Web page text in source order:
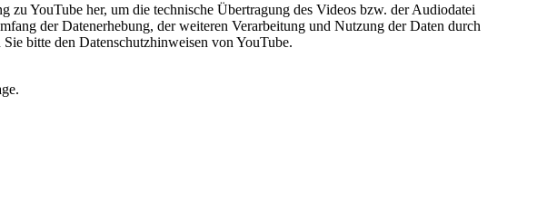
zu YouTube her, um die technische Übertragung des Videos bzw. der Audiodatei
der Datenerhebung, der weiteren Verarbeitung und Nutzung der Daten durch
bitte den Datenschutzhinweisen von YouTube.